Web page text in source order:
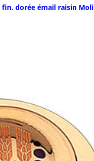
dorée émail raisin